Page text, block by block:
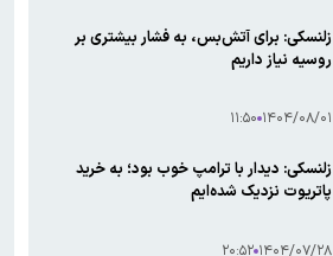
زلنسکی: برای آتش‌بس، به فشار بیشتری بر
روسیه نیاز داریم
۱۴۰۴/۰۸/۰۱ ۱۱:۵۰
زلنسکی: دیدار با ترامپ خوب بود؛ به خرید
پاتریوت نزدیک شده‌ایم
۱۴۰۴/۰۷/۲۸ ۲۰:۵۲